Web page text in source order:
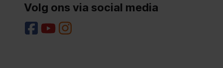
Volg ons via social media